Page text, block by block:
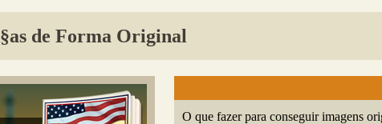
de Forma Original
O que fazer para conseguir imagens